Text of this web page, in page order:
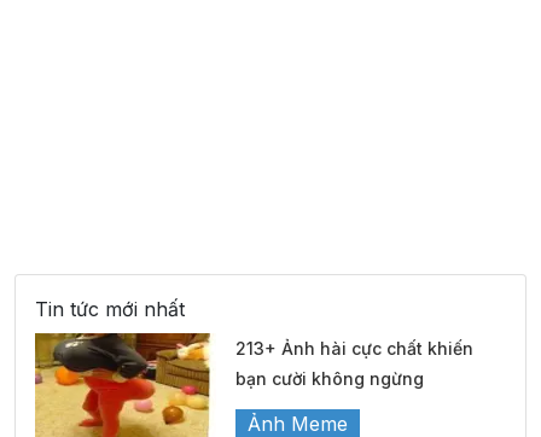
Tin tức mới nhất
213+ Ảnh hài cực chất khiến
bạn cười không ngừng
Ảnh Meme